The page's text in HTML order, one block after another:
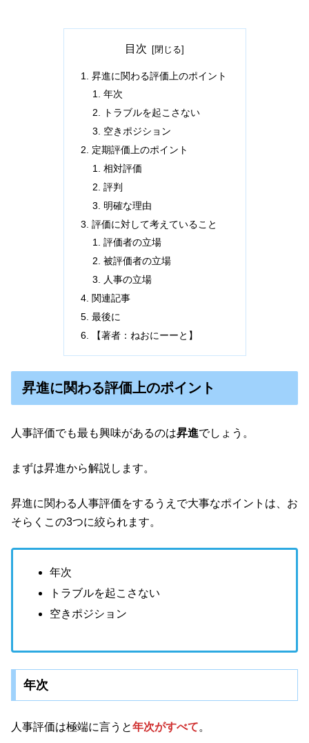
目次
昇進に関わる評価上のポイント
年次
トラブルを起こさない
空きポジション
定期評価上のポイント
相対評価
評判
明確な理由
評価に対して考えていること
評価者の立場
被評価者の立場
人事の立場
関連記事
最後に
【著者：ねおにーーと】
昇進に関わる評価上のポイント
人事評価でも最も興味があるのは昇進でしょう。
まずは昇進から解説します。
昇進に関わる人事評価をするうえで大事なポイントは、お
そらくこの3つに絞られます。
年次
トラブルを起こさない
空きポジション
年次
人事評価は極端に言うと年次がすべて。